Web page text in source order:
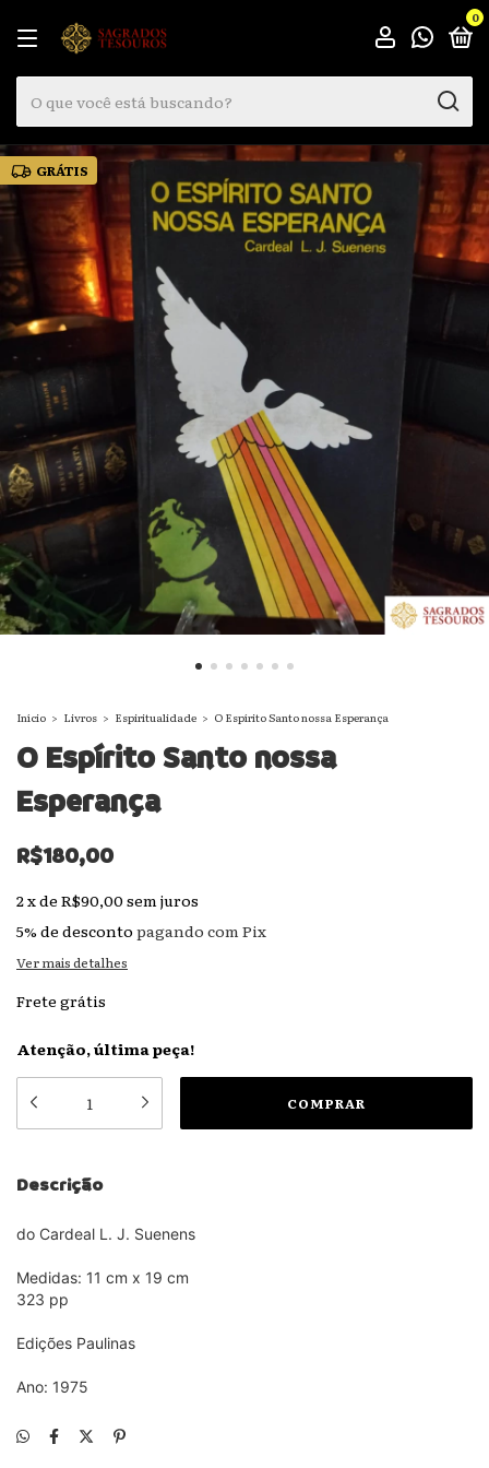
0
GRÁTIS
Início > Livros > Espiritualidade > O Espírito Santo nossa Esperança
O Espírito Santo nossa
Esperança
R$180,00
2xde R$90,00 sem juros
5% de desconto pagando com Pix
Ver mais detalhes
Frete grátis
Atenção, última peça!
Descrição
do Cardeal L. J. Suenens
Medidas: 11 cm x 19 cm
323 pp
Edições Paulinas
Ano: 1975